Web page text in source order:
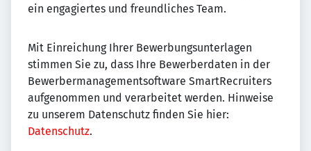
ein engagiertes und freundliches Team.
Mit Einreichung Ihrer Bewerbungsunterlagen
stimmen Sie zu, dass Ihre Bewerberdaten in der
Bewerbermanagementsoftware SmartRecruiters
aufgenommen und verarbeitet werden. Hinweise
zu unserem Datenschutz finden Sie hier:
Datenschutz.